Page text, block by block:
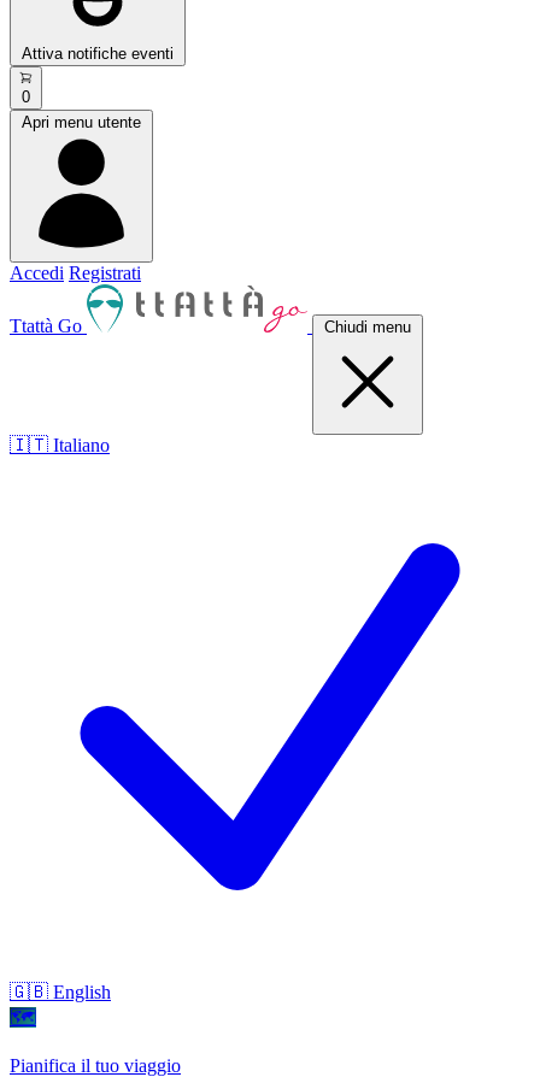
Attiva notifiche eventi
0
Apri menu utente
Accedi Registrati
Ttattà Go Chiudi menu
🇮🇹 Italiano
🇬🇧 English
🗺
Pianifica il tuo viaggio